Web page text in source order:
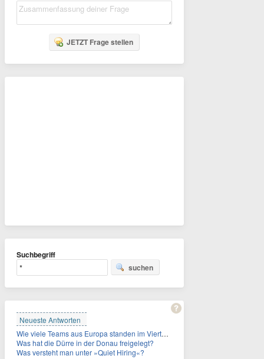
JETZT Frage stellen
Suchbegriff
suchen
Neueste Antworten
Wie viele Teams aus Europa standen im Viertelfinale der Fußball-WM 2026 in Mexiko, den USA und Kanada?
Was hat die Dürre in der Donau freigelegt?
Was versteht man unter »Quiet Hiring«?